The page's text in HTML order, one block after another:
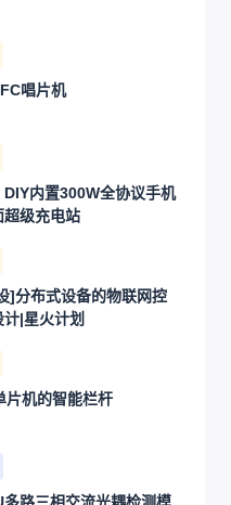
唱片机
DIY内置300W全协议手机
超级充电站
]分布式设备的物联网控
|星火计划
片机的智能栏杆